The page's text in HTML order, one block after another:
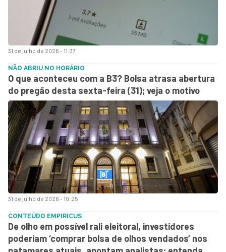
31 de julho de 2026 - 11:37
31 de julho de 2026 - 10:25
NÃO ABRIU NO HORÁRIO
O que aconteceu com a B3? Bolsa atrasa abertura
do pregão desta sexta-feira (31); veja o motivo
CONTEÚDO EMPIRICUS
De olho em possível rali eleitoral, investidores
poderiam ‘comprar bolsa de olhos vendados’ nos